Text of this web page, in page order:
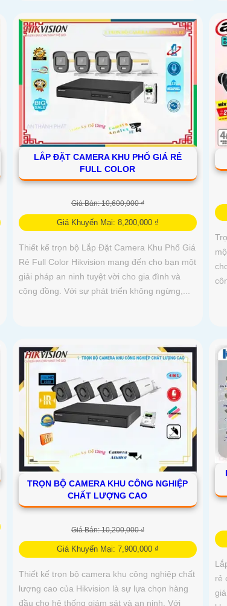
LẮP ĐẶT CAMERA KHU PHỐ GIÁ RẺ
FULL COLOR
Giá Bán: 10,600,000 ₫
Giá Khuyến Mại: 8,200,000 ₫
Thiết kế trọn bộ Lắp Đặt Camera Khu Phố Giá
Rẻ Full Color Hikvision mang đến cho bạn một
giải pháp an ninh tuyệt vời cho gia đình và
cộng đồng. Với sự phát triển không ngừng,...
TRỌN BỘ CAMERA KHU CÔNG NGHIỆP
CHẤT LƯỢNG CAO
Giá Bán: 10,200,000 ₫
Giá Khuyến Mại: 7,900,000 ₫
Thiết kế trọn bộ camera khu công nghiệp chất
lượng cao của Hikvision là sự lựa chọn hàng
đầu cho hệ thống giám sát và an ninh. Với
rẻ